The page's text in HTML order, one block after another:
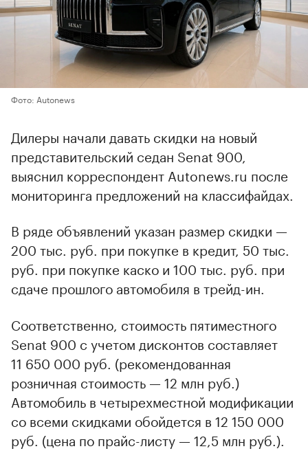
Фото: Autonews
Дилеры начали давать скидки на новый
представительский седан Senat 900,
выяснил корреспондент Autonews.ru после
мониторинга предложений на классифайдах.
В ряде объявлений указан размер скидки —
200 тыс. руб. при покупке в кредит, 50 тыс.
руб. при покупке каско и 100 тыс. руб. при
сдаче прошлого автомобиля в трейд-ин.
Соответственно, стоимость пятиместного
Senat 900 с учетом дисконтов составляет
11 650 000 руб. (рекомендованная
розничная стоимость — 12 млн руб.)
Автомобиль в четырехместной модификации
со всеми скидками обойдется в 12 150 000
руб. (цена по прайс-листу — 12,5 млн руб.).